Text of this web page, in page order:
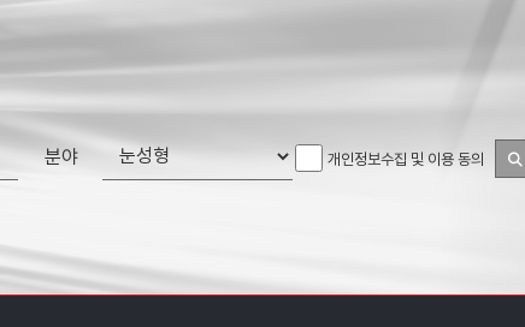
분야 개인정보수집 및 이용 동의